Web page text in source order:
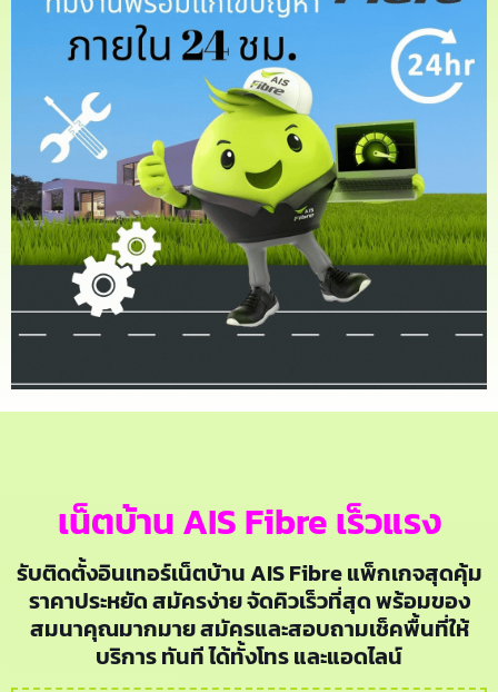
เน็ตบ้าน AIS Fibre เร็วแรง
รับติดตั้งอินเทอร์เน็ตบ้าน AIS Fibre แพ็กเกจสุดคุ้ม
ราคาประหยัด สมัครง่าย จัดคิวเร็วที่สุด พร้อมของ
สมนาคุณมากมาย สมัครและสอบถามเช็คพื้นที่ให้
บริการ ทันที ได้ทั้งโทร และแอดไลน์